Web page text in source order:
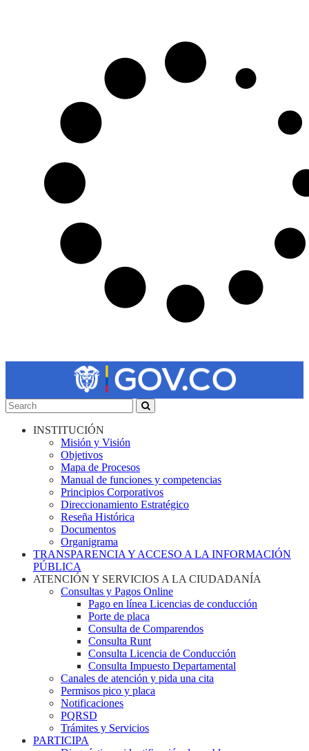
INSTITUCIÓN
Misión y Visión
Objetivos
Mapa de Procesos
Manual de funciones y competencias
Principios Corporativos
Direccionamiento Estratégico
Reseña Histórica
Documentos
Organigrama
TRANSPARENCIA Y ACCESO A LA INFORMACIÓN
PÚBLICA
ATENCIÓN Y SERVICIOS A LA CIUDADANÍA
Consultas y Pagos Online
Pago en línea Licencias de conducción
Porte de placa
Consulta de Comparendos
Consulta Runt
Consulta Licencia de Conducción
Consulta Impuesto Departamental
Canales de atención y pida una cita
Permisos pico y placa
Notificaciones
PQRSD
Trámites y Servicios
PARTICIPA